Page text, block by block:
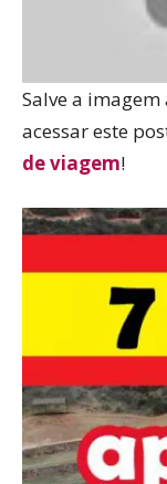
Salve a
acessar este
de viagem!